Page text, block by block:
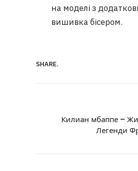
на моделі з
вишивка бісером.
SHARE.
Килиан мбаппе –
Легенди